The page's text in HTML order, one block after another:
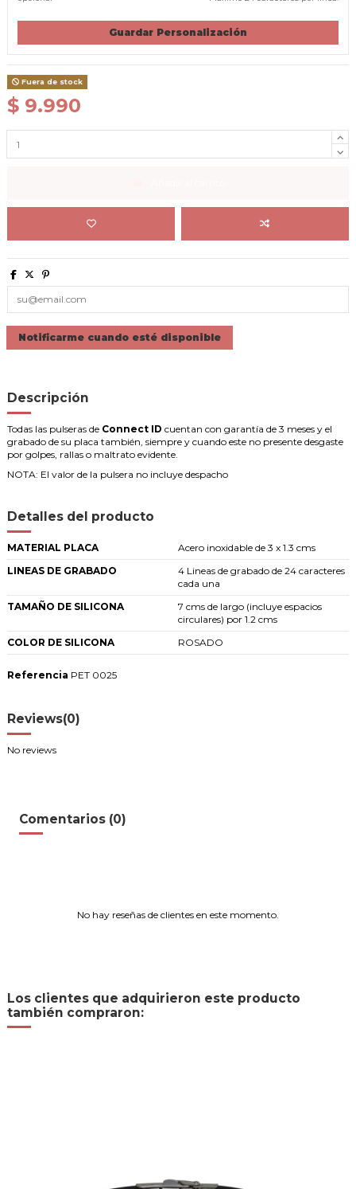
Guardar Personalización
Fuera de stock
$ 9.990
Descripción
Todas las pulseras de Connect ID cuentan con garantía de 3 meses y el
grabado de su placa también, siempre y cuando este no presente desgaste
por golpes, rallas o maltrato evidente.
NOTA: El valor de la pulsera no incluye despacho
Detalles del producto
MATERIAL PLACA
Acero inoxidable de 3 x 1.3 cms
LINEAS DE GRABADO
4 Lineas de grabado de 24 caracteres
cada una
TAMAÑO DE SILICONA
7 cms de largo (incluye espacios
circulares) por 1.2 cms
COLOR DE SILICONA
ROSADO
Referencia PET 0025
Reviews(0)
No reviews
Comentarios (0)
No hay reseñas de clientes en este momento.
Los clientes que adquirieron este producto
también compraron: